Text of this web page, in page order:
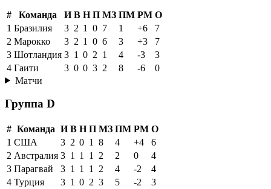
# Команда И В Н П МЗ ПМ РМ О
1 Бразилия 3 2 1 0 7 1 +6
7
2 Марокко 3 2 1 0 6 3 +3
7
3 Шотландия 3 1 0 2 1 4 -3
3
4 Гаити 3 0 0 3 2 8 -6
0
Матчи
Группа D
# Команда И В Н П МЗ ПМ РМ О
1 США 3 2 0 1 8 4 +4
6
2 Австралия 3 1 1 1 2 2 0
4
3 Парагвай 3 1 1 1 2 4 -2
4
4 Турция 3 1 0 2 3 5 -2
3